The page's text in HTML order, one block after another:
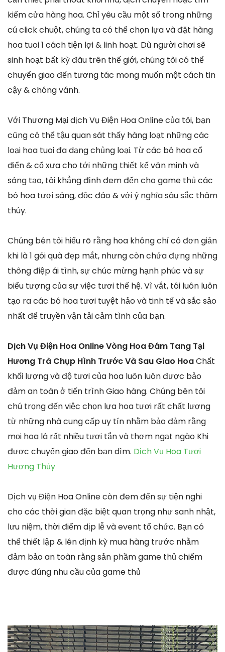
kiếm cửa hàng hoa. Chỉ yêu cầu một số trong những
cú click chuột, chúng ta có thể chọn lựa và đặt hàng
hoa tuoi 1 cách tiện lợi & linh hoạt. Dù người chơi sẽ
sinh hoạt bất kỳ đâu trên thế giới, chúng tôi có thể
chuyển giao đến tương tác mong muốn một cách tin
cậy & chóng vánh.
Với Thương Mại dịch Vụ Điện Hoa Online của tôi, bạn
cũng có thể tậu quan sát thấy hàng loạt những các
loại hoa tuoi đa dạng chủng loại. Từ các bó hoa cổ
điển & cổ xưa cho tới những thiết kế văn minh và
sáng tạo, tôi khẳng định đem đến cho game thủ các
bó hoa tươi sáng, độc đáo & với ý nghĩa sâu sắc thâm
thúy.
Chúng bên tôi hiểu rõ rằng hoa không chỉ có đơn giản
khi là 1 gói quà đẹp mắt, nhưng còn chứa đựng những
thông điệp ái tình, sự chúc mừng hạnh phúc và sự
biểu tượng của sự việc tươi thế hệ. Vì vắt, tôi luôn luôn
tạo ra các bó hoa tươi tuyệt hảo và tinh tế và sắc sảo
nhất để truyền vận tải cảm tình của bạn.
Dịch Vụ Điện Hoa Online Vòng Hoa Đám Tang Tại
Hương Trà Chụp Hình Trước Và Sau Giao HoaChất
khối lượng và độ tươi của hoa luôn luôn được bảo
đảm an toàn ở tiến trình Giao hàng. Chúng bên tôi
chú trọng đến việc chọn lựa hoa tươi rất chất lượng
từ những nhà cung cấp uy tín nhằm bảo đảm rằng
mọi hoa lá rất nhiều tươi tắn và thơm ngạt ngào Khi
được chuyển giao đến bạn dìm. Dịch Vụ Hoa Tươi
Hương Thủy
Dịch vụ Điện Hoa Online còn đem đến sự tiện nghi
cho các thời gian đặc biệt quan trọng như sanh nhật,
lưu niệm, thời điểm dịp lễ và event tổ chức. Bạn có
thể thiết lập & lên định kỳ mua hàng trước nhằm
đảm bảo an toàn rằng sản phầm game thủ chiếm
được đúng nhu cầu của game thủ